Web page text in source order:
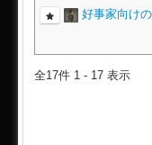
好事家向け
全17件 1 - 17 表示